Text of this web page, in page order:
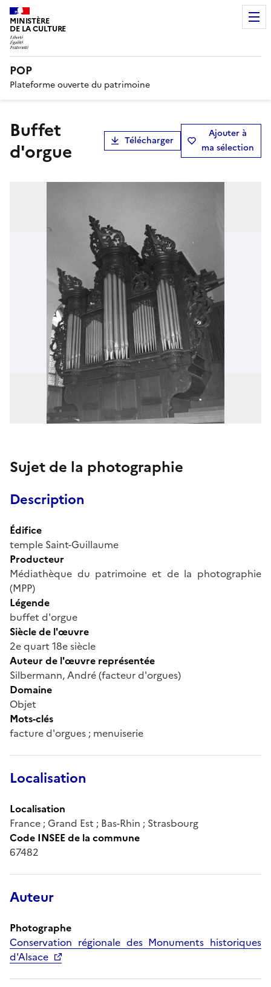
MINISTÈRE
DE LA CULTURE
POP
Plateforme ouverte du patrimoine
buffet
d'orgue
Télécharger
Ajouter à
ma sélection
Sujet de la photographie
Description
Édifice
temple Saint-Guillaume
Producteur
Médiathèque du patrimoine et de la photographie
(MPP)
Légende
buffet d'orgue
Siècle de l'œuvre
2e quart 18e siècle
Auteur de l'œuvre représentée
Silbermann, André (facteur d'orgues)
Domaine
Objet
Mots-clés
facture d'orgues ; menuiserie
Localisation
Localisation
France ; Grand Est ; Bas-Rhin ; Strasbourg
Code INSEE de la commune
67482
Auteur
Photographe
Conservation régionale des Monuments historiques
d'Alsace